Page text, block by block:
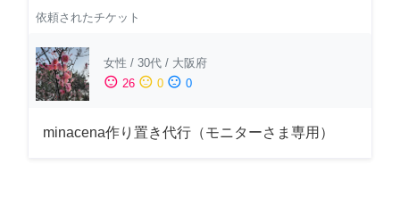
依頼されたチケット
女性 / 30代 / 大阪府
sentiment_satisfied 26 sentiment_neutral 0 sentiment_dissatisfied 0
minacena作り置き代行（モニターさま専用）